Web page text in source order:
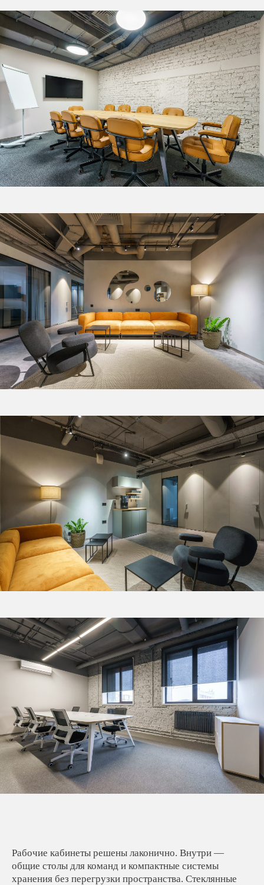
Рабочие кабинеты решены лаконично. Внутри —
общие столы для команд и компактные системы
хранения без перегрузки пространства. Стеклянные